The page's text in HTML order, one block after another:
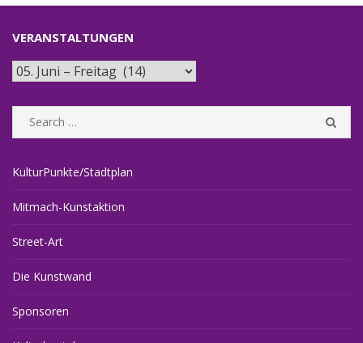
VERANSTALTUNGEN
Veranstaltungen
Search
for:
KulturPunkte/Stadtplan
Mitmach-Kunstaktion
Street-Art
Die Kunstwand
Sponsoren